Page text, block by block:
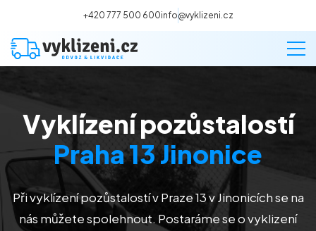
+420 777 500 600info@vyklizeni.cz
Vyklízení
Stěhování
Malování
Vyklízení pozůstalostí
Praha 13 Jinonice
Při vyklízení pozůstalostív Praze 13 v Jinonicíchse na
nás můžete spolehnout. Postaráme se o vyklizení